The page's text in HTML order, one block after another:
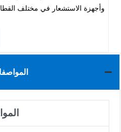
وأجهزة الاستشعار في مختلف